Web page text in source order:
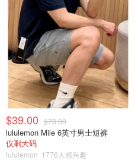
$39.00 $78.00
lululemon Mile 6英寸男士短裤
仅剩大码
lululemon 1776人感兴趣